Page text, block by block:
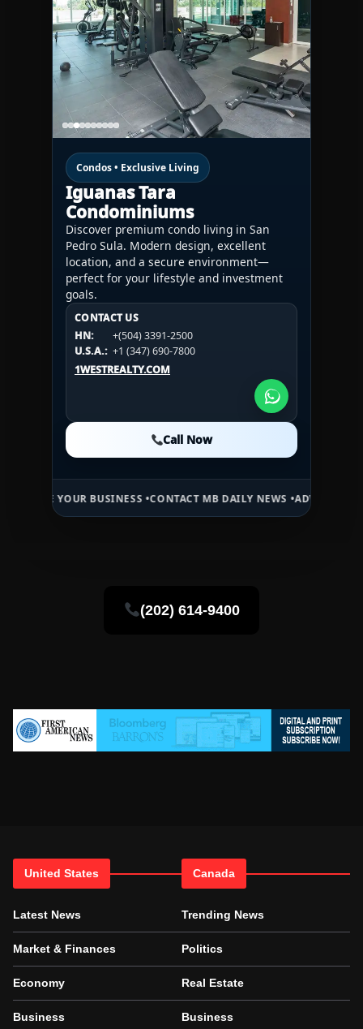
Condos • Exclusive Living
Iguanas Tara
Condominiums
Discover premium condo living in San
Pedro Sula. Modern design, excellent
location, and a secure environment—
perfect for your lifestyle and investment
goals.
CONTACT US
HN:
+(504) 3391-2500
U.S.A.: +1 (347) 690-7800
1WESTREALTY.COM
Call Now
CONTACT US
HN:
+(504) 3391-2500
U.S.A.:
+1 (984) 246-2100
1WESTREALTY.COM
CONTACT US
HN:
+(504) 3391-2500
U.S.A.: +1 (984) 246-2100
1WESTREALTY.COM
Call Now
BUSINESS •CONTACT MB DAILY NEWS •ADVERTISE HERE •
(202) 614-9400
United States
Latest News
Market & Finances
Economy
Business
Canada
Trending News
Politics
Real Estate
Business